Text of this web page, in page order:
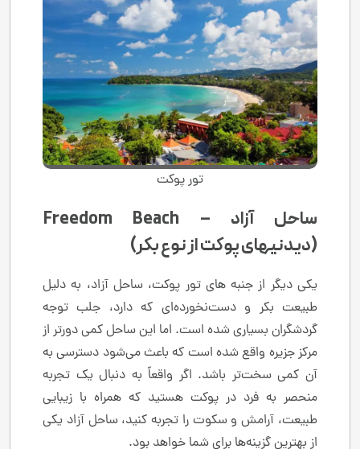
تور پوکت
ساحل آزاد – Freedom Beach
(دیدنیهای پوکت از نوع بکر)
یکی دیگر از جنبه های تور پوکت، ساحل آزاد، به دلیل
طبیعت بکر و دست‌نخورده‌ای که دارد، جلب توجه
گردشگران بسیاری شده است. اما این ساحل کمی دورتر از
مرکز جزیره واقع شده است که باعث می‌شود دسترسی به
آن کمی سخت‌تر باشد. اگر واقعاً به دنبال یک تجربه
منحصر به فرد در پوکت هستید که همراه با زیبایی
طبیعت، آرامش و سکوت را تجربه کنید، ساحل آزاد یکی
از بهترین گزینه‌ها برای شما خواهد بود.